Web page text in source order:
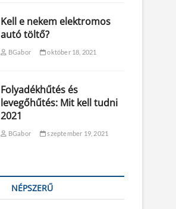
Kell e nekem elektromos
autó töltő?
BGabor október 18, 2021
Folyadékhűtés és
levegőhűtés: Mit kell tudni
2021
BGabor szeptember 19, 2021
NÉPSZERŰ